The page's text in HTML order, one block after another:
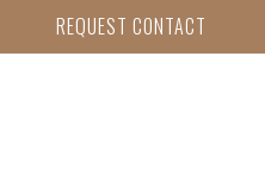
REQUEST CONTACT